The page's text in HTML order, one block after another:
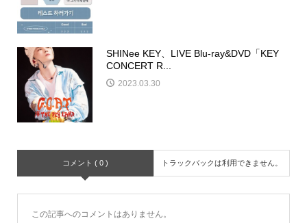
SHINee KEY、LIVE Blu-ray&DVD「KEY
CONCERT R...
2023.03.30
コメント ( 0 ) トラックバックは利用できません。
この記事へのコメントはありません。